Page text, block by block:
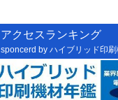
アクセスランキング
sponcerd by ハイブリッド印